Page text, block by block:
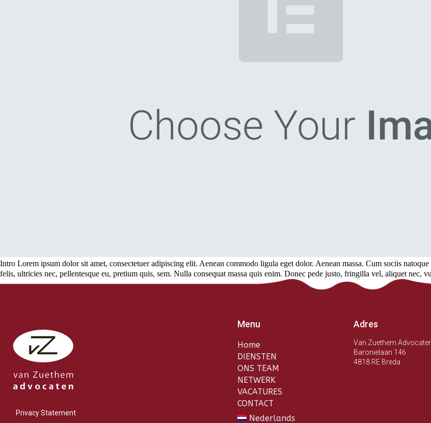
Intro Lorem ipsum dolor sit amet, consectetuer adipiscing elit. Aenean commodo ligula eget dolor. Aenean massa. Cum sociis
felis, ultricies nec, pellentesque eu, pretium quis, sem. Nulla consequat massa quis enim. Donec pede justo, fringilla vel, aliquet nec,
Privacy Statement
Menu
Home
DIENSTEN
ONS TEAM
NETWERK
VACATURES
CONTACT
Nederlands
Adres
Van Zuethem
Baronielaan 146
4818 RE Breda